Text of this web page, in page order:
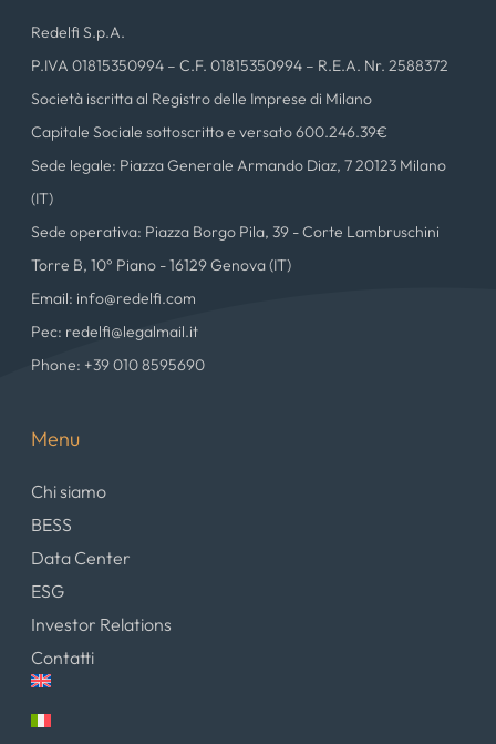
Redelfi S.p.A.
P.IVA 01815350994 – C.F. 01815350994 – R.E.A. Nr. 2588372
Società iscritta al Registro delle Imprese di Milano
Capitale Sociale sottoscritto e versato 600.246.39€
Sede legale: Piazza Generale Armando Diaz, 7 20123 Milano
(IT)
Sede operativa: Piazza Borgo Pila, 39 - Corte Lambruschini
Torre B, 10° Piano - 16129 Genova (IT)
Email: info@redelfi.com
Pec: redelfi@legalmail.it
Phone: +39 010 8595690
Menu
Chi siamo
BESS
Data Center
ESG
Investor Relations
Contatti